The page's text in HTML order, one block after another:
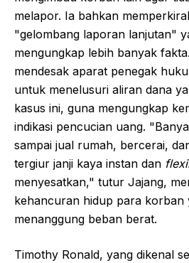
melapor. Ia bahkan
"gelombang laporan lanjutan"
mengungkap lebih banyak
mendesak aparat penegak
untuk menelusuri aliran dana
kasus ini, guna mengungkap
indikasi pencucian uang.
sampai jual rumah, bercerai,
tergiur janji kaya instan dan
menyesatkan," tutur Jajang,
kehancuran hidup para korban
menanggung beban berat.
Timothy Ronald, yang dikenal